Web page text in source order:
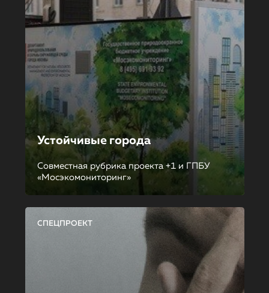
Устойчивые города
Совместная рубрика проекта +1 и ГПБУ
«Мосэкомониторинг»
СПЕЦПРОЕКТ